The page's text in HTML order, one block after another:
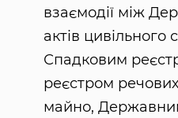
взаємодії між
актів цивільного
Спадковим
реєстром
майно,